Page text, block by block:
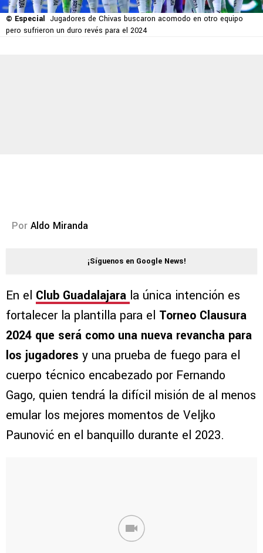
© Especial Jugadores de Chivas buscaron acomodo en otro equipo
pero sufrieron un duro revés para el 2024
Por Aldo Miranda
¡Síguenos en Google News!
En el Club Guadalajara la única intención es
fortalecer la plantilla para el Torneo Clausura
2024 que será como una nueva revancha para
los jugadores y una prueba de fuego para el
cuerpo técnico encabezado por Fernando
Gago, quien tendrá la difícil misión de al menos
emular los mejores momentos de Veljko
Paunović en el banquillo durante el 2023.